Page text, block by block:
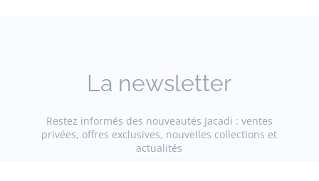
La newsletter
Restez informés des nouveautés Jacadi : ventes
privées, offres exclusives, nouvelles collections et
actualités